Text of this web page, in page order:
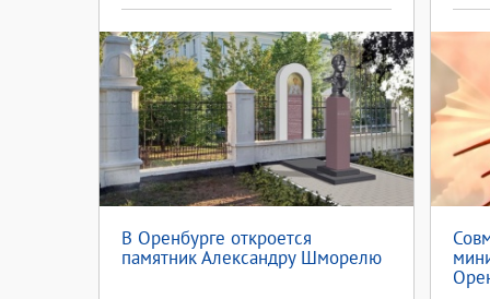
В Оренбурге откроется
памятник Александру Шморелю